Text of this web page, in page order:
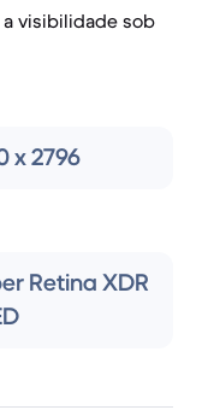
a visibilidade sob
x 2796
Retina XDR